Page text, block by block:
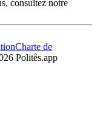
consultez notre
Charte de
Politês.app